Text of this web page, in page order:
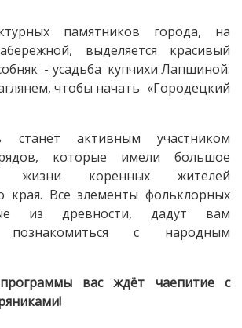
памятников города, на
выделяется красивый
- усадьба купчихи Лапшиной.
чтобы начать «Городецкий
станет активным участником
которые имели большое
жизни коренных жителей
края. Все элементы фольклорных
из древности, дадут вам
познакомиться с народным
вас ждёт чаепитие с